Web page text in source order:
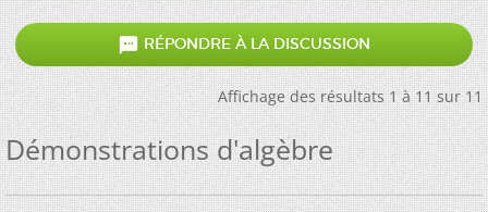
 RÉPONDRE À LA DISCUSSION
Affichage des résultats 1 à 11 sur 11
Démonstrations d'algèbre